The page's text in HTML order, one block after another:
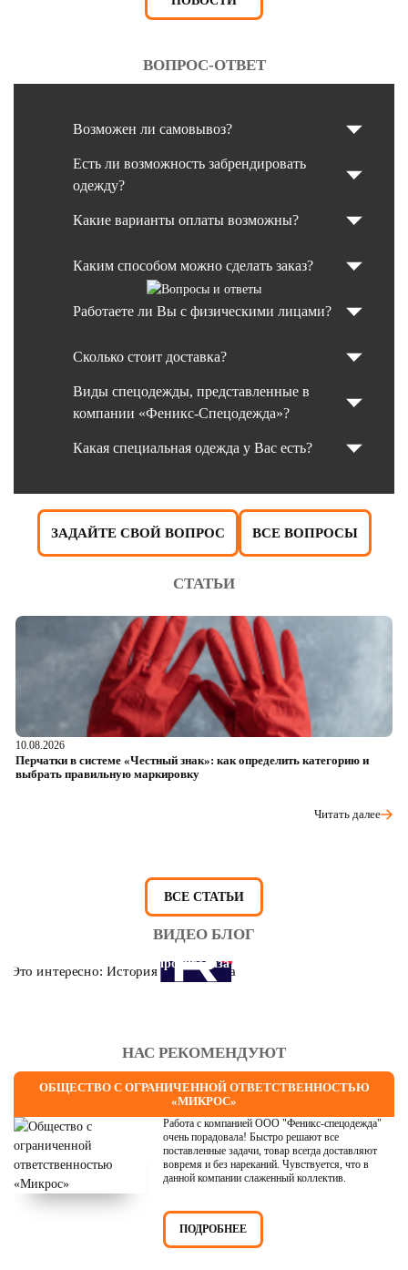
ВОПРОС-ОТВЕТ
Возможен ли самовывоз?
Есть ли возможность забрендировать
одежду?
Какие варианты оплаты возможны?
Каким способом можно сделать заказ?
Работаете ли Вы с физическими лицами?
Сколько стоит доставка?
Виды спецодежды, представленные в
компании «Феникс-Спецодежда»?
Какая специальная одежда у Вас есть?
ЗАДАЙТЕ СВОЙ ВОПРОС ВСЕ ВОПРОСЫ
СТАТЬИ
10.08.2026
Перчатки в системе «Честный знак»: как определить категорию и
выбрать правильную маркировку
Читать далее
ВСЕ СТАТЬИ
ВИДЕО БЛОГ
Это интересно: История противогаза
НАС РЕКОМЕНДУЮТ
ОБЩЕСТВО С ОГРАНИЧЕННОЙ ОТВЕТСТВЕННОСТЬЮ
«МИКРОС»
Работа с компанией ООО "Феникс-спецодежда"
очень порадовала! Быстро решают все
поставленные задачи, товар всегда доставляют
вовремя и без нареканий. Чувствуется, что в
данной компании слаженный коллектив.
ПОДРОБНЕЕ